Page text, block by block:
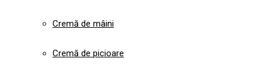
Cremă de mâini
Cremă de picioare